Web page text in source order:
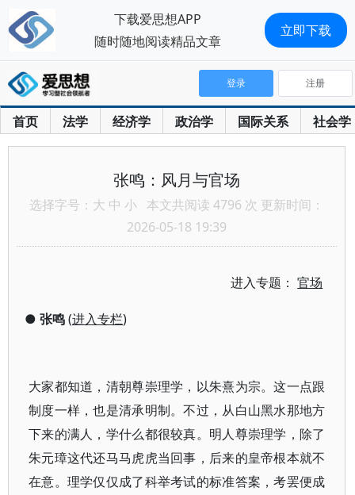
首页 法学 经济学 政治学 国际关系 社会学
登录 注册
张鸣：风月与官场
选择字号： 大 中 小 本文共阅读 4796 次 更新时间：
2026-05-18 19:39
进入专题：官场
● 张鸣(进入专栏)
大家都知道，清朝尊崇理学，以朱熹为宗。这一点跟
制度一样，也是清承明制。不过，从白山黑水那地方
下来的满人，学什么都很较真。明人尊崇理学，除了
朱元璋这代还马马虎虎当回事，后来的皇帝根本就不
在意。理学仅仅成了科举考试的标准答案，考罢便成
下载爱思想APP
随时随地阅读精品文章
立即下载